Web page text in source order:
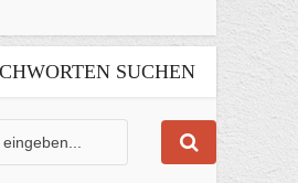
SUCHEN